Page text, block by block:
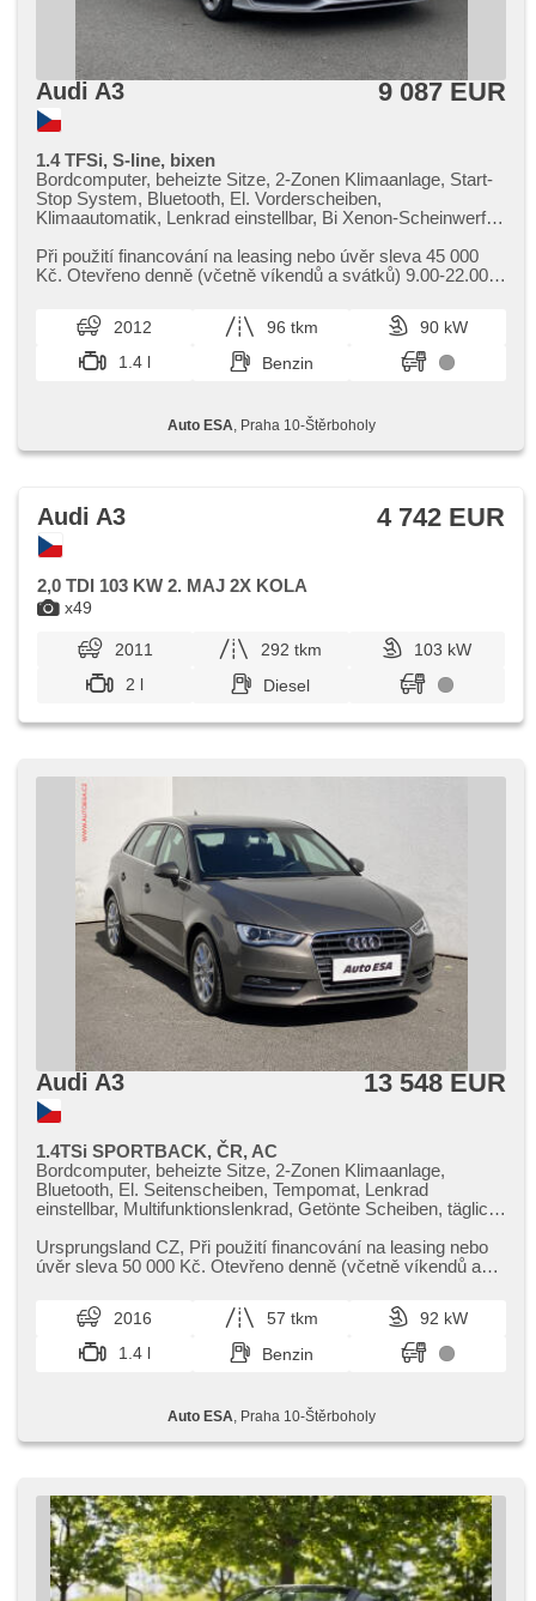
Audi A3 9 087 EUR
1.4 TFSi, S-line, bixen
Bordcomputer, beheizte Sitze, 2-Zonen Klimaanlage, Start-
Stop System, Bluetooth, El. Vorderscheiben,
Klimaautomatik, Lenkrad einstellbar, Bi Xenon-Scheinwerfer,
beheizte Spiegel, Servolenkung, Zentralverriegelung mit
Funkfernbedienung, Elektronisches Stabilitätsprogramm
brzda, 6x Airbag
Při použití financování na leasing nebo úvěr sleva 45 000
Kč. Otevřeno denně (včetně víkendů a svátků) 9.00​-22.00
2012 96 tkm
90 kW
1.4 l
Benzin
Auto ESA , Praha 10-Štěrboholy
x49
Audi A3 4 742 EUR
2,0 TDI 103 KW 2. MAJ 2X KOLA
2011 292 tkm
103 kW
2 l
Diesel
Audi A3 13 548 EUR
1.4TSi SPORTBACK, ČR, AC
Bordcomputer, beheizte Sitze, 2-Zonen Klimaanlage,
Bluetooth, El. Seitenscheiben, Tempomat, Lenkrad
einstellbar, Multifunktionslenkrad, Getönte Scheiben, täglich
Spiegel, Servolenkung, Zentralverriegelung mit
Funkfernbedienung, Elektronisches Stabilitätsprogramm
Antriebsschlupfregelung (ASR), parkovací senzory zadní,
isofix, elektronická ruční brzda, 4x Airbag, Lichtsensor
Ursprungsland CZ,​ Při použití financování na leasing nebo
úvěr sleva 50 000 Kč. Otevřeno denně (včetně víkendů a
2016 57 tkm
92 kW
1.4 l
Benzin
Auto ESA , Praha 10-Štěrboholy